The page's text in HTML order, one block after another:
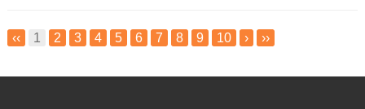
‹‹ 1 2 3 4 5 6 7 8 9 10 › ››